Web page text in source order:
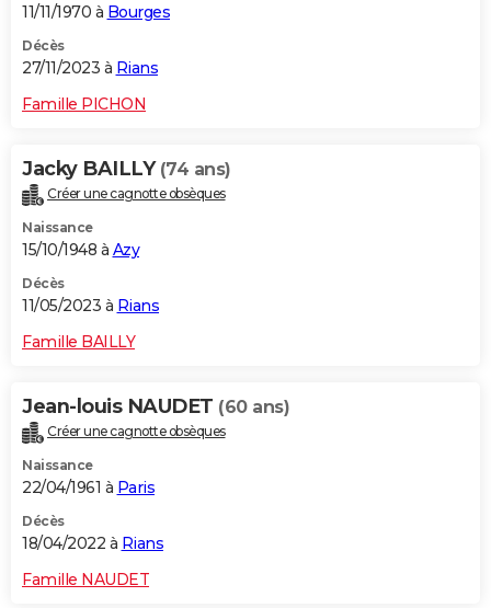
11/11/1970 à Bourges
Décès
27/11/2023 à Rians
Famille PICHON
Jacky BAILLY (74 ans)
Créer une cagnotte obsèques
Naissance
15/10/1948 à Azy
Décès
11/05/2023 à Rians
Famille BAILLY
Jean-louis NAUDET (60 ans)
Créer une cagnotte obsèques
Naissance
22/04/1961 à Paris
Décès
18/04/2022 à Rians
Famille NAUDET